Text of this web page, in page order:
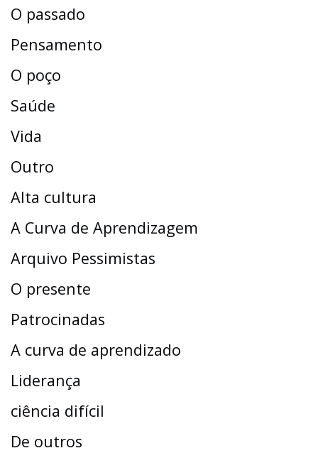
O passado
Pensamento
O poço
Saúde
Vida
Outro
Alta cultura
A Curva de Aprendizagem
Arquivo Pessimistas
O presente
Patrocinadas
A curva de aprendizado
Liderança
ciência difícil
De outros